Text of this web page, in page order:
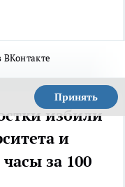
Принять
избили
и
за 100